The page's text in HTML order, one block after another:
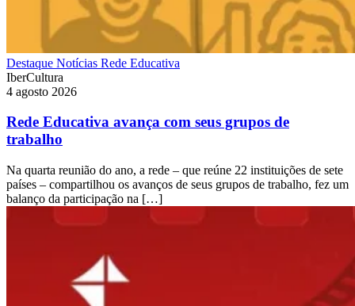
Destaque Notícias Rede Educativa
IberCultura
4 agosto 2026
Rede Educativa avança com seus grupos de
trabalho
Na quarta reunião do ano, a rede – que reúne 22 instituições de sete
países – compartilhou os avanços de seus grupos de trabalho, fez um
balanço da participação na […]